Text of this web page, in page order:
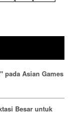
pada Asian Games
Besar untuk